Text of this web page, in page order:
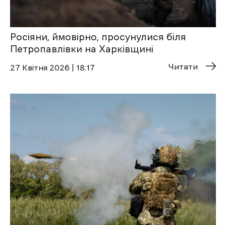
Росіяни, ймовірно, просунулися біля
Петропавлівки на Харківщині
27 Квітня 2026 | 18:17 Читати